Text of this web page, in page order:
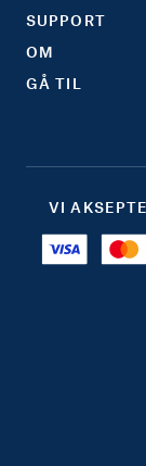
SUPPORT
OM
GÅ TIL
VI